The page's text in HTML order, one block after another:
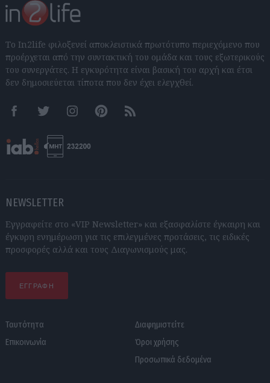
Το In2life φιλοξενεί αποκλειστικά πρωτότυπο περιεχόμενο που
προέρχεται από την συντακτική του ομάδα και τους εξωτερικούς
του συνεργάτες. Η εγκυρότητα είναι βασική του αρχή και έτσι
δεν δημοσιεύεται τίποτα που δεν έχει ελεγχθεί.
FacebookTwitter InstagramPinterestRSS feeds
NEWSLETTER
Εγγραφείτε στο «VIP Newsletter» και εξασφαλίστε έγκαιρη και
έγκυρη ενημέρωση για τις επιλεγμένες προτάσεις, τις ειδικές
προσφορές αλλά και τους Διαγωνισμούς μας.
ΕΓΓΡΑΦΗ
Ταυτότητα
Επικοινωνία
Διαφημιστείτε
Όροι χρήσης
Προσωπικά δεδομένα